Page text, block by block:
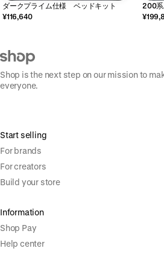
ダークプライム仕様 ベッドキット
¥116,640
200系
プ フ
Shop is the next step on our mission to
everyone.
Start selling
For brands
For creators
Build your store
Information
Shop Pay
Help center